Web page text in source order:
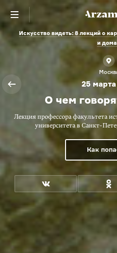
Искусство видеть: 8 лекций о
и
25
О чем
Лекция профессора факультета
университета в Санкт-
Как